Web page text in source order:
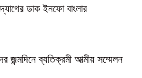
ডাক ইনফো বাংলার
জন্মদিনে ব্যতিক্রমী আত্মীয় সম্মেলন